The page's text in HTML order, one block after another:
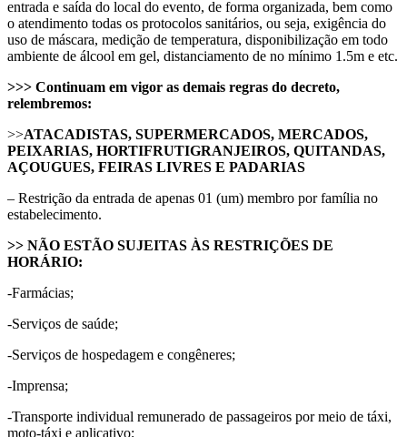
entrada e saída do local do evento, de forma organizada, bem como
o atendimento todas os protocolos sanitários, ou seja, exigência do
uso de máscara, medição de temperatura, disponibilização em todo
ambiente de álcool em gel, distanciamento de no mínimo 1.5m e etc.
>>> Continuam em vigor as demais regras do decreto,
relembremos:
>>ATACADISTAS, SUPERMERCADOS, MERCADOS,
PEIXARIAS, HORTIFRUTIGRANJEIROS, QUITANDAS,
AÇOUGUES, FEIRAS LIVRES E PADARIAS
– Restrição da entrada de apenas 01 (um) membro por família no
estabelecimento.
>> NÃO ESTÃO SUJEITAS ÀS RESTRIÇÕES DE
HORÁRIO:
-Farmácias;
-Serviços de saúde;
-Serviços de hospedagem e congêneres;
-Imprensa;
-Transporte individual remunerado de passageiros por meio de táxi,
moto-táxi e aplicativo;